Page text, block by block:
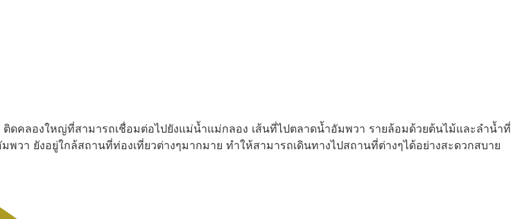
คลองใหญ่ที่สามารถเชื่อมต่อไปยังแม่น้ำแม่กลอง เส้นที่ไปตลาดน้ำอัมพวา รายล้อมด้วยต้นไม้และลำน้ำที่
า ยังอยู่ใกล้สถานที่ท่องเที่ยวต่างๆมากมาย ทำให้สามารถเดินทางไปสถานที่ต่างๆได้อย่างสะดวกสบาย